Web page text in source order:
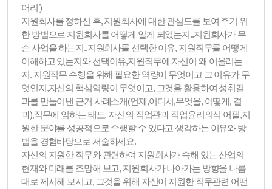
어리’)
지원회사를 정하신 후, 지원회사에 대한 관심도를 보여 주기 위
한 방법으로 지원회사를 어떻게 알게 되었는지..지원회사가 무
슨 사업을 하는지..지원회사를 선택한 이유, 지원직무를 어떻게
이해하고 있는지와 선택이유,지원직무에 자신이 왜 어울리는
지. 지원직무 수행을 위해 필요한 역량이 무엇이고 그 이유가 무
엇인지,자신의 핵심역량이 무엇이고, 그것을 활용하여 성취결
과를 만들어낸 근거 사례소개(언제,어디서,무엇을, 어떻게, 결
과),직무에 임하는 태도, 자신의 직업관과 직업윤리의식 어필,지
원한 분야를 성공적으로 수행할 수 있다고 생각하는 이유와 방
법을 경험바탕으로 서술하세요.
자신의 지원한 직무와 관련하여 지원회사가 속해 있는 산업의
현재와 미래를 조망해 보고, 지원회사가 나아가는 방향을 나름
대로 제시해 보시고, 그것을 위해 자신이 지원한 직무관련 어떤